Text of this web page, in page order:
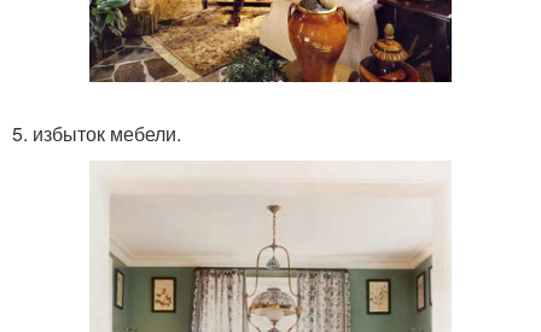
5. избыток мебели.